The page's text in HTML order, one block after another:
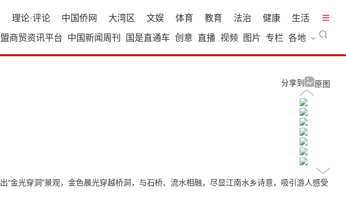
理论·评论 中国侨网 大湾区 文娱 体育 教育 法治 健康
生活
商贸资讯平台 中国新闻周刊 国是直通车 创意 直播 视频 图片 专栏 各地
原图
分享到
金光穿洞”景观，金色晨光穿越桥洞，与石桥、流水相融，尽显江南水乡诗意，吸引游人感受